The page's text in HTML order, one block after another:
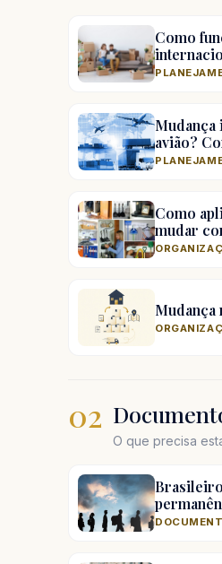
Como
Mudança
avião?
Como
mudar
02
O que precisa